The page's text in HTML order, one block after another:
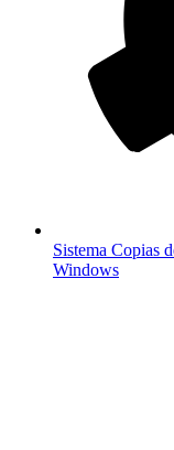
Sistema Copias
Windows